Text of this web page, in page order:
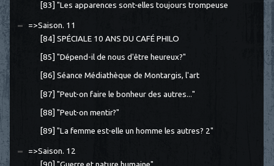
[83] "Les apparences sont-elles toujours trompeuse
=>Saison. 11
[84] SPÉCIALE 10 ANS DU CAFÉ PHILO
[85] "Dépend-il de nous d'être heureux?"
[86] Séance Médiathèque de Montargis, l'art
[87] "Peut-on faire le bonheur des autres..."
[88] "Peut-on mentir?"
[89] "La femme est-elle un homme les autres? 2"
=>Saison. 12